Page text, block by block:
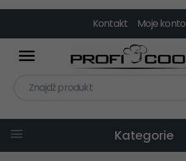
Kontakt Moje konto
Znajdź produkt
Kategorie